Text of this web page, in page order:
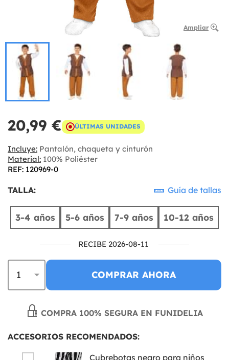
Ampliar
20,99 € ÚLTIMAS UNIDADES
Incluye: Pantalón, chaqueta y cinturón
Material: 100% Poliéster
REF: 120969-0
TALLA: Guía de tallas
3-4 años 5-6 años 7-9 años 10-12 años
RECIBE 2026-08-11
COMPRAR AHORA
COMPRA 100% SEGURA EN FUNIDELIA
ACCESORIOS RECOMENDADOS:
Cubrebotas negro para niños